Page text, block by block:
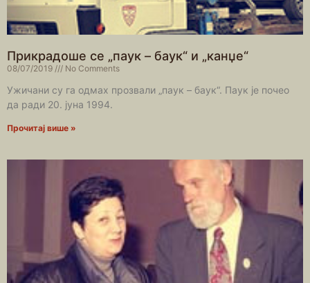
Прикрадоше се „паук – баук“ и „канџе“
08/07/2019 No Comments
Ужичани су га одмах прозвали „паук – баук“. Паук је почео
да ради 20. јуна 1994.
Прочитај више »